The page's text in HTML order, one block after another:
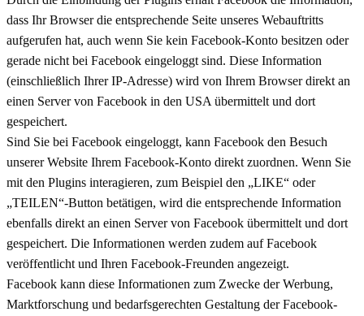
dass Ihr Browser die entsprechende Seite unseres Webauftritts
aufgerufen hat, auch wenn Sie kein Facebook-Konto besitzen oder
gerade nicht bei Facebook eingeloggt sind. Diese Information
(einschließlich Ihrer IP-Adresse) wird von Ihrem Browser direkt an
einen Server von Facebook in den USA übermittelt und dort
gespeichert.
Sind Sie bei Facebook eingeloggt, kann Facebook den Besuch
unserer Website Ihrem Facebook-Konto direkt zuordnen. Wenn Sie
mit den Plugins interagieren, zum Beispiel den „LIKE“ oder
„TEILEN“-Button betätigen, wird die entsprechende Information
ebenfalls direkt an einen Server von Facebook übermittelt und dort
gespeichert. Die Informationen werden zudem auf Facebook
veröffentlicht und Ihren Facebook-Freunden angezeigt.
Facebook kann diese Informationen zum Zwecke der Werbung,
Marktforschung und bedarfsgerechten Gestaltung der Facebook-